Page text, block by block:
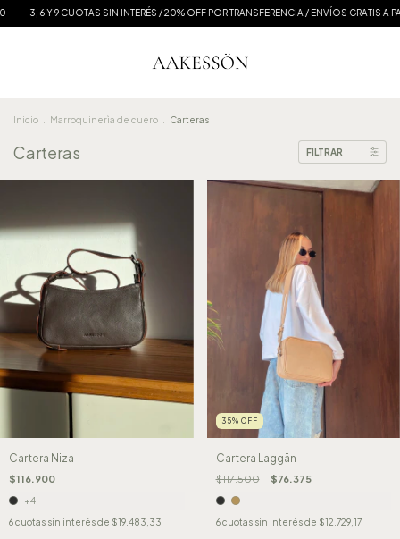
6 Y 9 CUOTAS SIN INTERÉS / 20% OFF POR TRANSFERENCIA / ENVÍOS GRATIS A PARTIR
Inicio Marroquinerìa de cuero Carteras
Carteras FILTRAR
Cartera Niza
$116.900
+4
6cuotas sin interés de $19.483,33
35% OFF
Cartera Laggän
$117.500 $76.375
6 cuotas sin interés de $12.729,17